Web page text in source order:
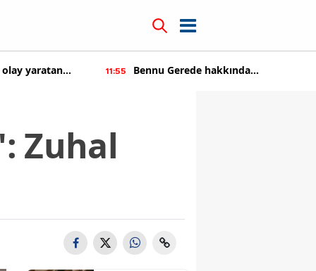
14:22 Kıvanç Tatlıtuğ'a teklif üstüne teklif
Zuhal